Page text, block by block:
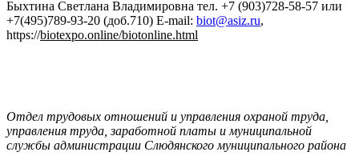
Быхтина Светлана Владимировна тел. +7 (903)728-58-57 или
+7(495)789-93-20 (доб.710) E-mail: biot@asiz.ru,
https://biotexpo.online/biotonline.html
Отдел трудовых отношений и управления охраной труда,
управления труда, заработной платы и муниципальной
службы администрации Слюдянского муниципального района